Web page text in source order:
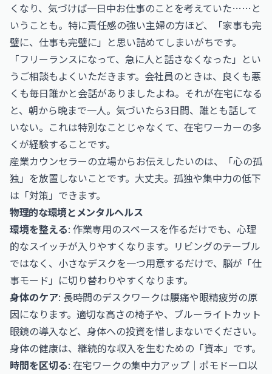
くなり、気づけば一日中お仕事のことを考えていた……と
いうことも。特に責任感の強い主婦の方ほど、「家事も完
璧に、仕事も完璧に」と思い詰めてしまいがちです。
「フリーランスになって、急に人と話さなくなった」とい
うご相談もよくいただきます。会社員のときは、良くも悪
くも毎日誰かと会話がありましたよね。それが在宅になる
と、朝から晩まで一人。気づいたら3日間、誰とも話して
いない。これは特別なことじゃなくて、在宅ワーカーの多
くが経験することです。
産業カウンセラーの立場からお伝えしたいのは、「心の孤
独」を放置しないことです。大丈夫。孤独や集中力の低下
は「対策」できます。
物理的な環境とメンタルヘルス
環境を整える: 作業専用のスペースを作るだけでも、心理
的なスイッチが入りやすくなります。リビングのテーブル
ではなく、小さなデスクを一つ用意するだけで、脳が「仕
事モード」に切り替わりやすくなります。
身体のケア: 長時間のデスクワークは腰痛や眼精疲労の原
因になります。適切な高さの椅子や、ブルーライトカット
眼鏡の導入など、身体への投資を惜しまないでください。
身体の健康は、継続的な収入を生むための「資本」です。
時間を区切る: 在宅ワークの集中力アップ｜ポモドーロ以